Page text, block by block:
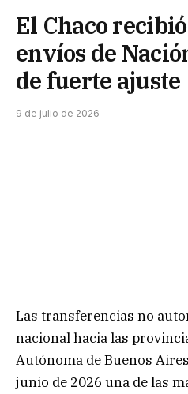
El Chaco
envíos de
de fuerte ajuste
9 de julio de 2026
Las transferencias no
nacional hacia las
Autónoma de Buenos
junio de 2026 una de las